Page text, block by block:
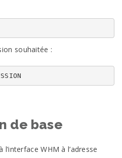
souhaitée :
de base
WHM à l’adresse